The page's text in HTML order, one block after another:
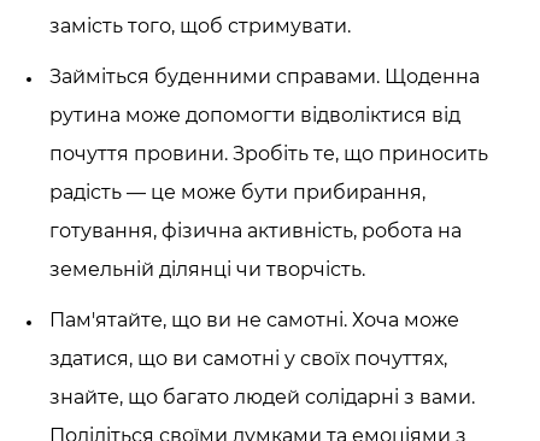
замість того, щоб стримувати.
Займіться буденними справами. Щоденна
рутина може допомогти відволіктися від
почуття провини. Зробіть те, що приносить
радість — це може бути прибирання,
готування, фізична активність, робота на
земельній ділянці чи творчість.
Пам'ятайте, що ви не самотні. Хоча може
здатися, що ви самотні у своїх почуттях,
знайте, що багато людей солідарні з вами.
Поділіться своїми думками та емоціями з